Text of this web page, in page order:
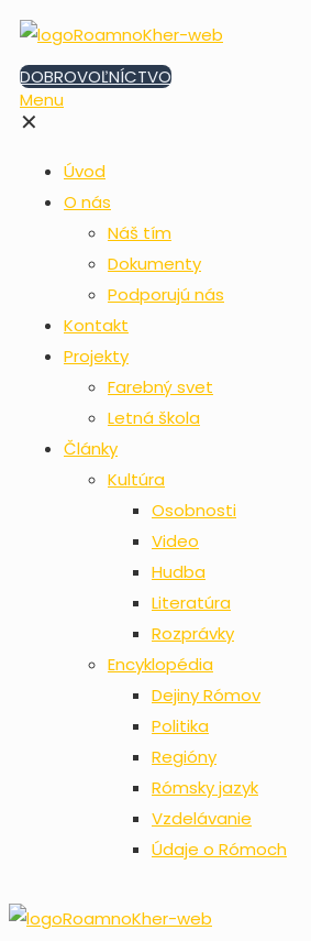
DOBROVOĽNÍCTVO
Menu
✕
Úvod
O nás
Náš tím
Dokumenty
Podporujú nás
Kontakt
Projekty
Farebný svet
Letná škola
Články
Kultúra
Osobnosti
Video
Hudba
Literatúra
Rozprávky
Encyklopédia
Dejiny Rómov
Politika
Regióny
Rómsky jazyk
Vzdelávanie
Údaje o Rómoch